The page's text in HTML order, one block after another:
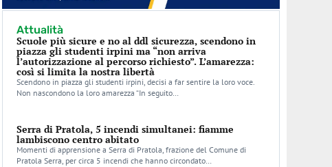
Attualità
Scuole più sicure e no al ddl sicurezza, scendono in
piazza gli studenti irpini ma “non arriva
l’autorizzazione al percorso richiesto”. L’amarezza:
così si limita la nostra libertà
Scendono in piazza gli studenti irpini, decisi a far sentire la loro voce.
Non nascondono la loro amarezza “In seguito…
Serra di Pratola, 5 incendi simultanei: fiamme
lambiscono centro abitato
Momenti di apprensione a Serra di Pratola, frazione del Comune di
Pratola Serra, per circa 5 incendi che hanno circondato…